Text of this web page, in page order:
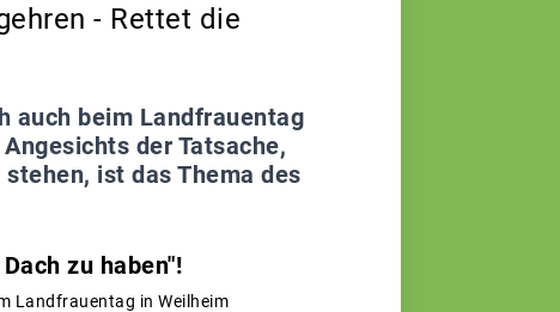
- Rettet die
auch beim Landfrauentag
der Tatsache,
ist das Thema des
zu haben"!
Landfrauentag in Weilheim